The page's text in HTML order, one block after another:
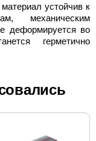
устойчив к
механическим
деформируется во
герметично